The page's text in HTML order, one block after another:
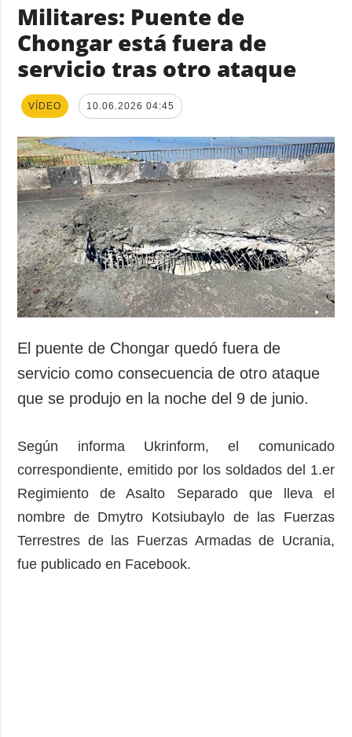
Militares: Puente de
Chongar está fuera de
servicio tras otro ataque
VÍDEO 10.06.2026 04:45
El puente de Chongar quedó fuera de
servicio como consecuencia de otro ataque
que se produjo en la noche del 9 de junio.
Según informa Ukrinform, el comunicado
correspondiente, emitido por los soldados del 1.er
Regimiento de Asalto Separado que lleva el
nombre de Dmytro Kotsiubaylo de las Fuerzas
Terrestres de las Fuerzas Armadas de Ucrania,
fue publicado en Facebook.